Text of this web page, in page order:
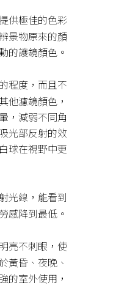
供極佳的色彩
景物原來的顏
的護鏡顏色。
程度，而且不
他濾鏡顏色，
，減弱不同角
光部反射的效
球在視野中更
光線，能看到
感降到最低。
亮不刺眼，使
黃昏、夜晚、
的室外使用，